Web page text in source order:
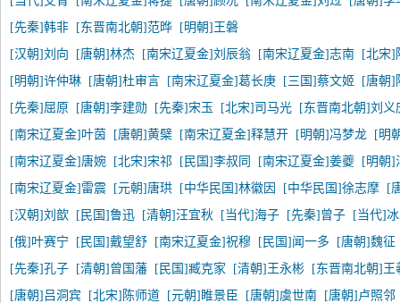
[先秦]韩非
[东晋南北朝]范晔
[明朝]王磐
[汉朝]刘向
[唐朝]林杰 [南宋辽夏金]刘辰翁 [南宋辽夏金]志南
[北宋]
[明朝]许仲琳
[唐朝]杜审言 [南宋辽夏金]葛长庚 [三国]蔡文姬
[唐朝]
[先秦]屈原
[唐朝]李建勋 [先秦]宋玉 [北宋]司马光
[东晋南北朝]刘义
[南宋辽夏金]叶茵
[唐朝]黄檗 [南宋辽夏金]释慧开 [明朝]冯梦龙
[明
[南宋辽夏金]唐婉
[北宋]宋祁 [民国]李叔同 [南宋辽夏金]姜夔
[明朝]
[南宋辽夏金]雷震
[元朝]唐珙 [中华民国]林徽因 [中华民国]徐志摩
[
[汉朝]刘歆
[民国]鲁迅 [清朝]汪宜秋 [当代]海子 [先秦]曾子
[当代]
[俄]叶赛宁
[民国]戴望舒 [南宋辽夏金]祝穆 [民国]闻一多
[唐朝]魏征
[先秦]孔子
[清朝]曾国藩 [民国]臧克家 [清朝]王永彬
[东晋南北朝]王
[唐朝]吕洞宾
[北宋]陈师道 [元朝]睢景臣 [唐朝]虞世南
[唐朝]卢照邻